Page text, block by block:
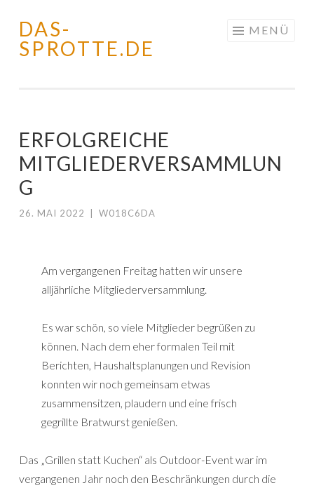
Springe
zum
DAS-
SPROTTE.DE
MENÜ
ERFOLGREICHE
MITGLIEDERVERSAMMLUN
G
26. MAI 2022 W018C6DA
Am vergangenen Freitag hatten wir unsere
alljährliche Mitgliederversammlung.
Es war schön, so viele Mitglieder begrüßen zu
können. Nach dem eher formalen Teil mit
Berichten, Haushaltsplanungen und Revision
konnten wir noch gemeinsam etwas
zusammensitzen, plaudern und eine frisch
gegrillte Bratwurst genießen.
Das „Grillen statt Kuchen“ als Outdoor-Event war im
vergangenen Jahr noch den Beschränkungen durch die